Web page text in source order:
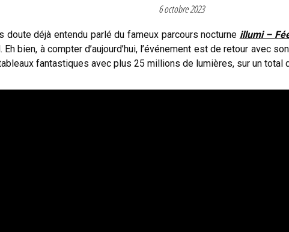
6 octobre 2023
doute déjà entendu parlé du fameux parcours nocturne illumi –
Eh bien, à compter d’aujourd’hui, l’événement est de retour avec
fantastiques avec plus 25 millions de lumières, sur un total